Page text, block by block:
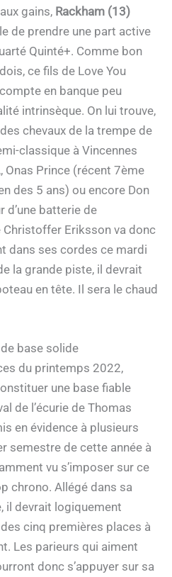
gains, Rackham (13)
de prendre une part active
Quinté+. Comme bon
ce fils de Love You
en banque peu
intrinsèque. On lui trouve,
chevaux de la trempe de
classique à Vincennes
Onas Prince (récent 7ème
des 5 ans) ou encore Don
d’une batterie de
Christoffer Eriksson va donc
dans ses cordes ce mardi
la grande piste, il devrait
en tête. Il sera le chaud
base solide
du printemps 2022,
une base fiable
de l’écurie de Thomas
en évidence à plusieurs
semestre de cette année à
vu s’imposer sur ce
chrono. Allégé dans sa
il devrait logiquement
des cinq premières places à
Les parieurs qui aiment
donc s’appuyer sur sa